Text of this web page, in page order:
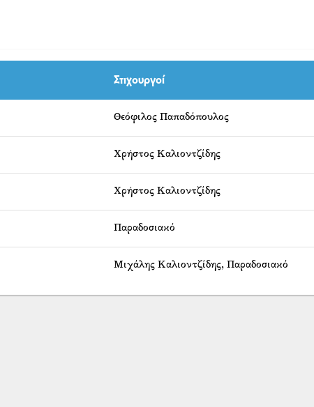
Στιχουργοί
Θεόφιλος Παπαδόπουλος
Χρήστος Καλιοντζίδης
Χρήστος Καλιοντζίδης
Παραδοσιακό
Μιχάλης Καλιοντζίδης, Παραδοσιακό